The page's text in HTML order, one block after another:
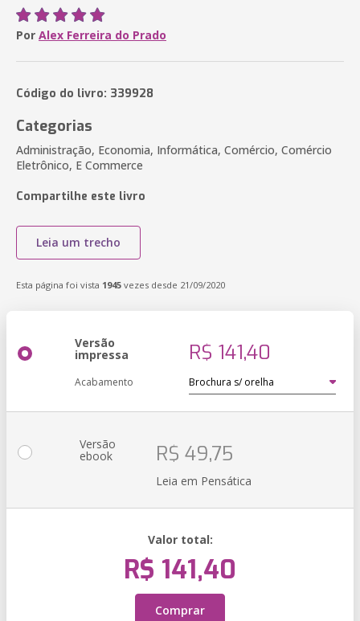
Por Alex Ferreira do Prado
Código do livro: 339928
Categorias
Administração, Economia, Informática, Comércio, Comércio
Eletrônico, E Commerce
Compartilhe este livro
Leia um trecho
Esta página foi vista 1945 vezes desde 21/09/2020
Versão
impressa R$ 141,40
Acabamento
Versão
ebook R$ 49,75
Leia em Pensática
Valor total:
R$ 141,40
Comprar